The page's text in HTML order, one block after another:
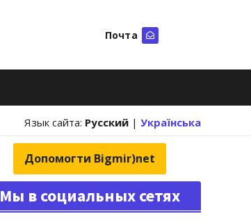
Почта
Язык сайта: Русский | Українська
Допомогти Bigmir)net
Мы в социальных сетях